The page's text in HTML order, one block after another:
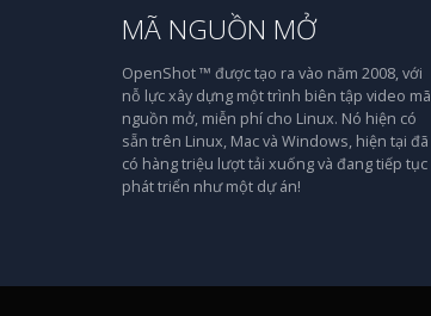
MÃ NGUỒN MỞ
OpenShot ™ được tạo ra vào năm 2008, với
nỗ lực xây dựng một trình biên tập video mã
nguồn mở, miễn phí cho Linux. Nó hiện có
sẵn trên Linux, Mac và Windows, hiện tại đã
có hàng triệu lượt tải xuống và đang tiếp tục
phát triển như một dự án!